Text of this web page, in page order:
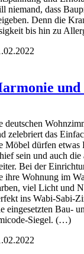
nie­mand, dass
Denn die
bis hin zu
und
deut­schen
zele­briert das
Möbel dür­fen etwas
sein und auch
Bei der
ihre Woh­nung im
viel Licht und
ins Wabi-Sabi-
ein­ge­setz­ten Bau-
Sie­gel. (…)